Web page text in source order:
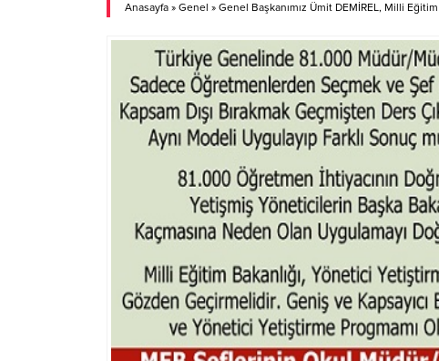
Anasayfa » Genel » Genel Başkanımız Ümit DEMİREL, Milli